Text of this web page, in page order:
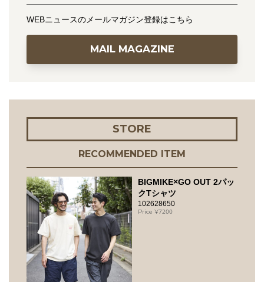
WEBニュースのメールマガジン登録はこちら
MAIL MAGAZINE
STORE
RECOMMENDED ITEM
BIGMIKE×GO OUT 2パッ
クTシャツ
102628650
7200